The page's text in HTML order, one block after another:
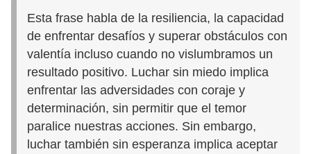
Esta frase habla de la resiliencia, la capacidad
de enfrentar desafíos y superar obstáculos con
valentía incluso cuando no vislumbramos un
resultado positivo. Luchar sin miedo implica
enfrentar las adversidades con coraje y
determinación, sin permitir que el temor
paralice nuestras acciones. Sin embargo,
luchar también sin esperanza implica aceptar